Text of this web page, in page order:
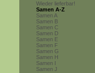
Wieder lieferbar!
Samen A-Z
Samen A
Samen B
Samen C
Samen D
Samen E
Samen F
Samen G
Samen H
Samen I
Samen J